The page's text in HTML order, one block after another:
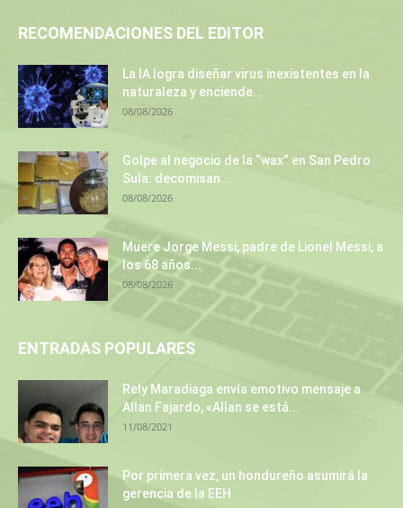
RECOMENDACIONES DEL EDITOR
La IA logra diseñar virus inexistentes en la
naturaleza y enciende...
08/08/2026
Golpe al negocio de la “wax” en San Pedro
Sula: decomisan...
08/08/2026
Muere Jorge Messi, padre de Lionel Messi, a
los 68 años...
08/08/2026
ENTRADAS POPULARES
Rely Maradiaga envía emotivo mensaje a
Allan Fajardo, «Allan se está...
11/08/2021
Por primera vez, un hondureño asumirá la
gerencia de la EEH